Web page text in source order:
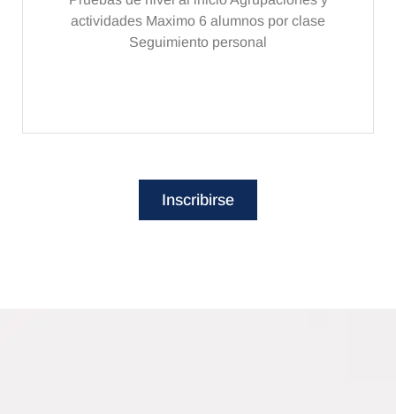
actividades Maximo 6 alumnos por clase
Seguimiento personal
Inscribirse